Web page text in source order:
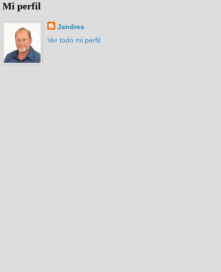
Mi perfil
Jandres
Ver todo mi perfil